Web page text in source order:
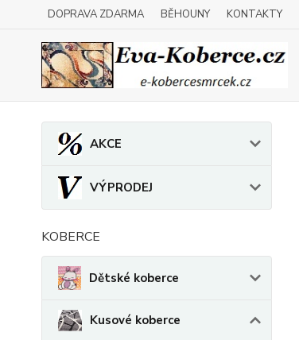
DOPRAVA ZDARMA BĚHOUNY KONTAKTY
AKCE
VÝPRODEJ
KOBERCE
Dětské koberce
Kusové koberce